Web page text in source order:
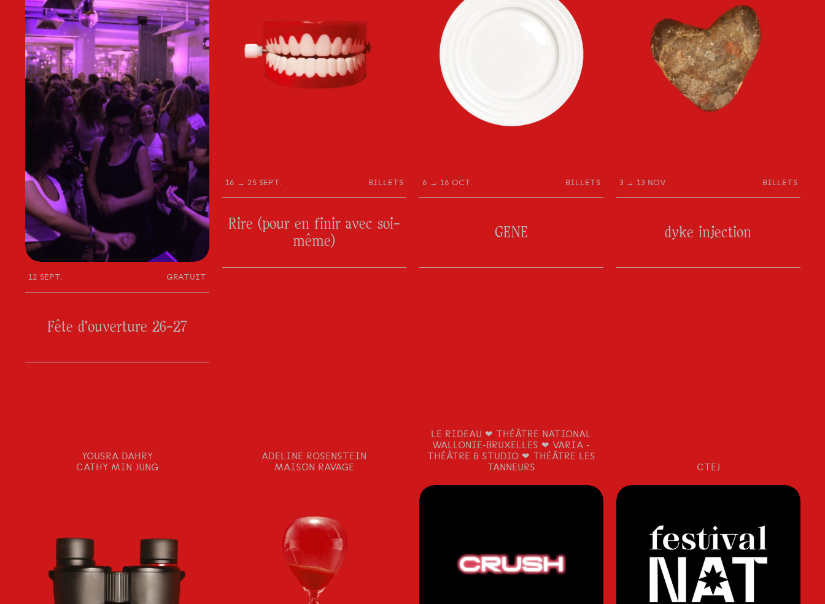
Nous vous invitons à entrer dans cette saison comme on entre dans
un espace vivant : avec curiosité, avec attention, avec
À accepter d’être déplacé·e.
À vous laisser traverser.
Et, peut-être, à y trouver une forme nouvelle de présence au monde.
12 SEPT. GRATUIT
Fête d'ouverture 26-27
16 → 25 SEPT. BILLETS
Rire (pour en finir avec soi-
même)
6 → 16 OCT. BILLETS
GENE
3 → 13 NOV. BILLETS
dyke injection
YOUSRA DAHRY
CATHY MIN JUNG
ADELINE ROSENSTEIN
MAISON RAVAGE
LE RIDEAU ❤ THÉÂTRE NATIONAL
WALLONIE-BRUXELLES ❤ VARIA -
THÉÂTRE & STUDIO ❤ THÉÂTRE LES
TANNEURS
CTEJ